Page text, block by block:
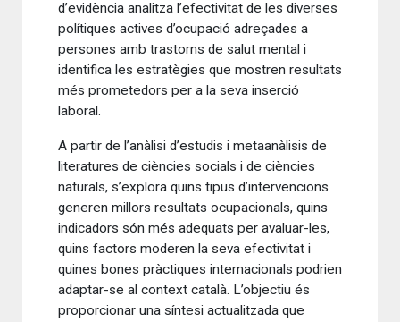
d’evidència analitza l’efectivitat de les diverses
polítiques actives d’ocupació adreçades a
persones amb trastorns de salut mental i
identifica les estratègies que mostren resultats
més prometedors per a la seva inserció
laboral.
A partir de l’anàlisi d’estudis i metaanàlisis de
literatures de ciències socials i de ciències
naturals, s’explora quins tipus d’intervencions
generen millors resultats ocupacionals, quins
indicadors són més adequats per avaluar-les,
quins factors moderen la seva efectivitat i
quines bones pràctiques internacionals podrien
adaptar-se al context català. L’objectiu és
proporcionar una síntesi actualitzada que